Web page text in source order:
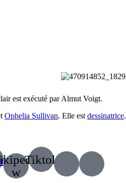
est exécuté par Almut Voigt.
Ophelia Sullivan. Elle est dessinatrice.
w
Tiktok